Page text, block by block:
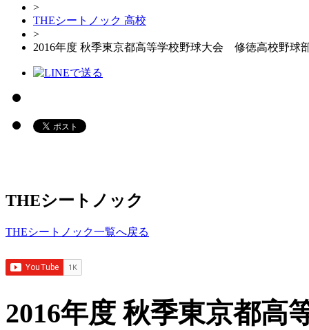
>
THEシートノック 高校
>
2016年度 秋季東京都高等学校野球大会 修徳高校野球
THEシートノック
THEシートノック一覧へ戻る
2016年度 秋季東京都高